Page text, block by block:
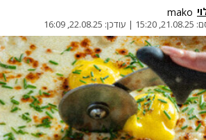
mako
21.08.25, 15:20
| עודכן: 22.08.25, 16:09